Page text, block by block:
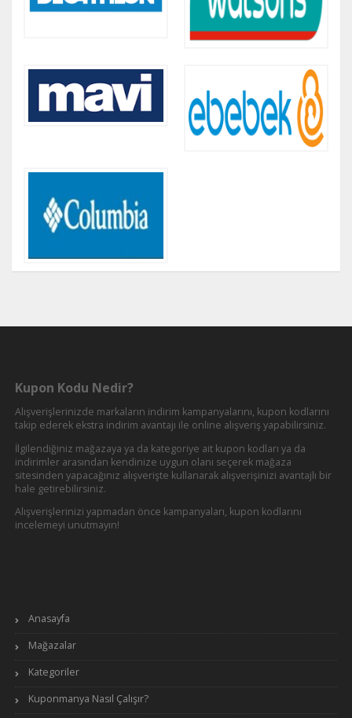
Kupon Kodu Nedir?
Alışverişlerinizde markaların indirim kampanyalarını, kupon kodlarını
takip ederek ekstra indirim avantajı ile online alışveriş yapabilirsiniz.
İlgilendiğiniz mağazaya ya da kategoriye ait kupon kodları ya da
indirimler arasından kendinize uygun olanı seçerek mağaza
sitesinden yapacağınız alışverişte kullanarak alışverişinizi avantajlı bir
hale getirebilirsiniz.
Alışverişlerinizi yapmadan önce kampanyaları, kupon kodlarını
incelemeyi unutmayın!
Anasayfa
Mağazalar
Kategoriler
Kuponmanya Nasıl Çalışır?